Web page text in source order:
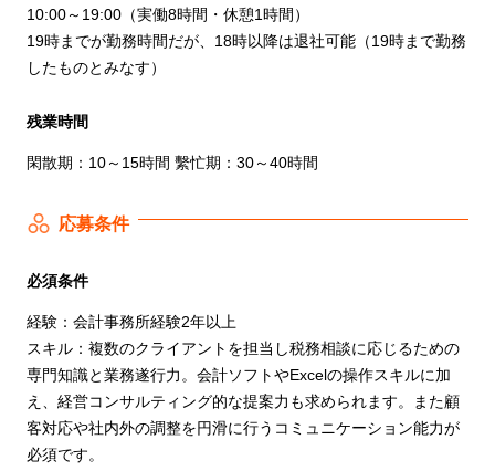
10:00～19:00（実働8時間・休憩1時間）
19時までが勤務時間だが、18時以降は退社可能（19時まで勤務
したものとみなす）
残業時間
閑散期：10～15時間 繫忙期：30～40時間
応募条件
必須条件
経験：会計事務所経験2年以上
スキル：複数のクライアントを担当し税務相談に応じるための
専門知識と業務遂行力。会計ソフトやExcelの操作スキルに加
え、経営コンサルティング的な提案力も求められます。また顧
客対応や社内外の調整を円滑に行うコミュニケーション能力が
必須です。